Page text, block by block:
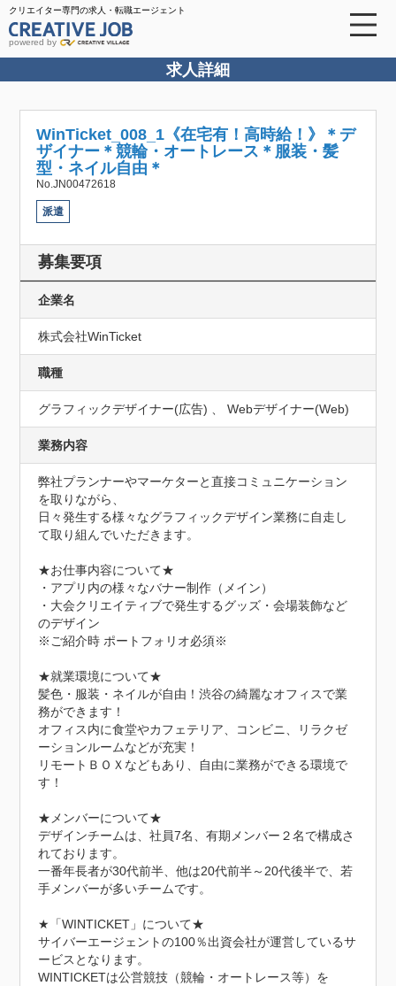
クリエイター専門の求人・転職エージェント
powered by
求人詳細
WinTicket_008_1《在宅有！高時給！》＊デ
ザイナー＊競輪・オートレース＊服装・髪
型・ネイル自由＊
No.JN00472618
派遣
募集要項
企業名
株式会社WinTicket
職種
グラフィックデザイナー(広告) 、 Webデザイナー(Web)
業務内容
弊社プランナーやマーケターと直接コミュニケーション
を取りながら、
日々発生する様々なグラフィックデザイン業務に自走し
て取り組んでいただきます。
★お仕事内容について★
・アプリ内の様々なバナー制作（メイン）
・大会クリエイティブで発生するグッズ・会場装飾など
のデザイン
※ご紹介時 ポートフォリオ必須※
★就業環境について★
髪色・服装・ネイルが自由！渋谷の綺麗なオフィスで業
務ができます！
オフィス内に食堂やカフェテリア、コンビニ、リラクゼ
ーションルームなどが充実！
リモートＢＯＸなどもあり、自由に業務ができる環境で
す！
★メンバーについて★
デザインチームは、社員7名、有期メンバー２名で構成さ
れております。
一番年長者が30代前半、他は20代前半～20代後半で、若
手メンバーが多いチームです。
★「WINTICKET」について★
サイバーエージェントの100％出資会社が運営しているサ
ービスとなります。
WINTICKETは公営競技（競輪・オートレース等）を